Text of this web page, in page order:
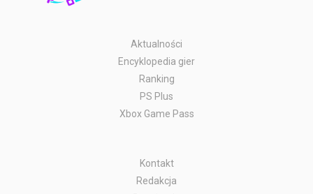
Aktualności
Encyklopedia gier
Ranking
PS Plus
Xbox Game Pass
Kontakt
Redakcja